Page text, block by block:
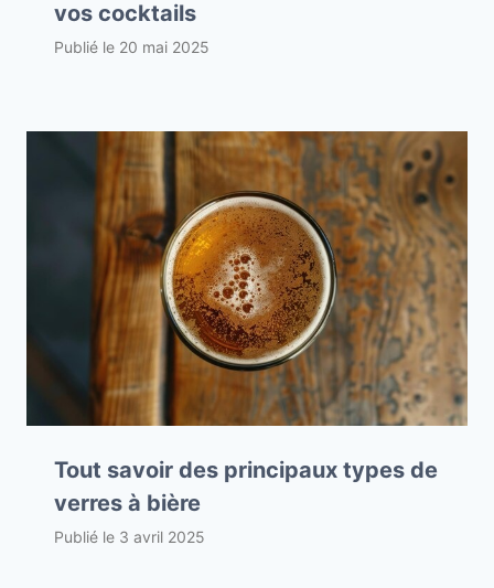
vos cocktails
Publié le 20 mai 2025
Tout savoir des principaux types de
verres à bière
Publié le 3 avril 2025